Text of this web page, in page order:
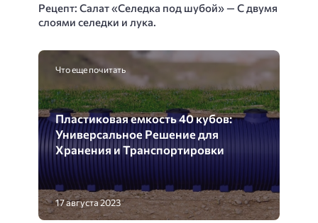
Рецепт: Салат «Селедка под шубой» — С двумя
слоями селедки и лука.
Что еще почитать
Пластиковая емкость 40 кубов:
Универсальное Решение для
Хранения и Транспортировки
17 августа 2023